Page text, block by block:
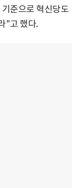
준으로 혁신당도
"고 했다.